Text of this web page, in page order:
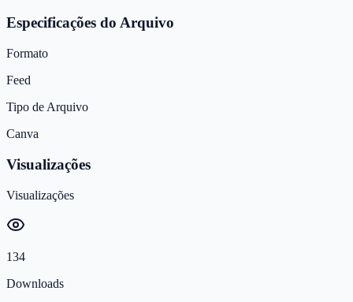
Especificações do Arquivo
Formato
Feed
Tipo de Arquivo
Canva
Visualizações
Visualizações
134
Downloads